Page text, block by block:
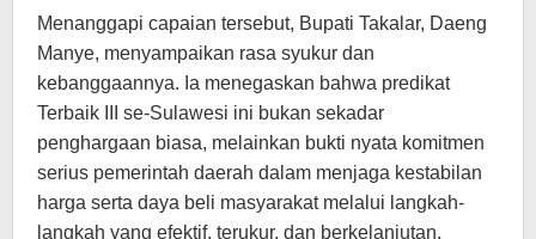
Menanggapi capaian tersebut, Bupati Takalar, Daeng
Manye, menyampaikan rasa syukur dan
kebanggaannya. Ia menegaskan bahwa predikat
Terbaik III se-Sulawesi ini bukan sekadar
penghargaan biasa, melainkan bukti nyata komitmen
serius pemerintah daerah dalam menjaga kestabilan
harga serta daya beli masyarakat melalui langkah-
langkah yang efektif, terukur, dan berkelanjutan.